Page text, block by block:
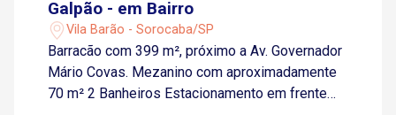
Galpão - em Bairro
Vila Barão - Sorocaba/SP
Barracão com 399 m², próximo a Av. Governador
Mário Covas. Mezanino com aproximadamente
70 m² 2 Banheiros Estacionamento em frente